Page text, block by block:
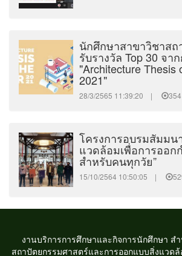
นักศึกษาสาขาวิชาสถ
รับรางวัล Top 30 จา
"Architecture Thesis
2021"
28/3/2565 11:39:20 | 354
โครงการอบรมสัมมน
แวดล้อมเพื่อการออก
สำหรับคนทุกวัย”
15/10/2564 10:50:05 |
งานบริการการศึกษาและกิจการนักศึกษา
สถาปัตยกรรมศาสตร์และการออกแบบสิ่งแวด